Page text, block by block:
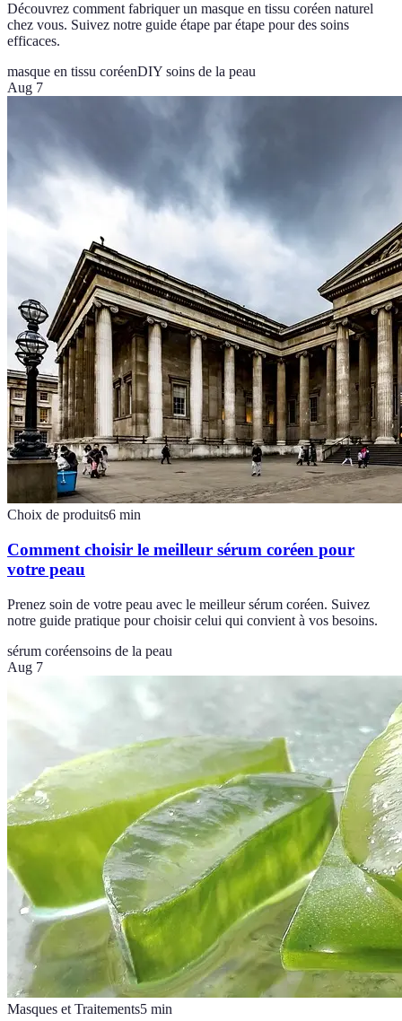
Découvrez comment fabriquer un masque en tissu coréen naturel
chez vous. Suivez notre guide étape par étape pour des soins
efficaces.
masque en tissu coréenDIY soins de la peau
Aug 7
Choix de produits6 min
Comment choisir le meilleur sérum coréen pour
votre peau
Prenez soin de votre peau avec le meilleur sérum coréen. Suivez
notre guide pratique pour choisir celui qui convient à vos besoins.
sérum coréensoins de la peau
Aug 7
Masques et Traitements5 min